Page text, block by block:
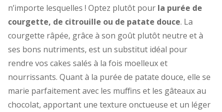
n’importe lesquelles ! Optez plutôt pour la purée de
courgette, de citrouille ou de patate douce. La
courgette râpée, grâce à son goût plutôt neutre et à
ses bons nutriments, est un substitut idéal pour
rendre vos cakes salés à la fois moelleux et
nourrissants. Quant à la purée de patate douce, elle se
marie parfaitement avec les muffins et les gâteaux au
chocolat, apportant une texture onctueuse et un léger